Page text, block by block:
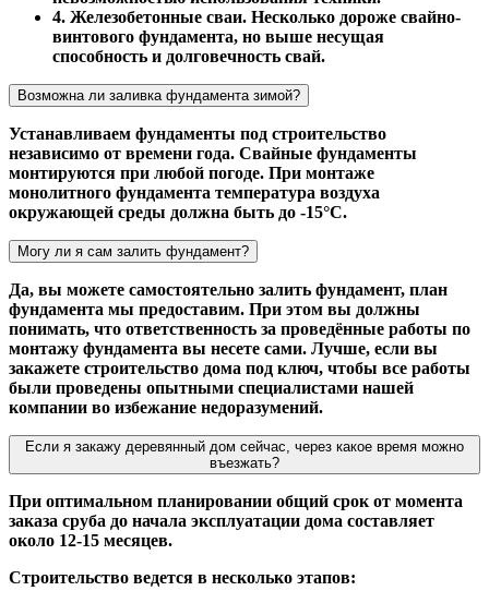
4. Железобетонные сваи. Несколько дороже свайно-
винтового фундамента, но выше несущая
способность и долговечность свай.
Возможна ли заливка фундамента зимой?
Устанавливаем фундаменты под строительство
независимо от времени года. Свайные фундаменты
монтируются при любой погоде. При монтаже
монолитного фундамента температура воздуха
окружающей среды должна быть до -15°С.
Могу ли я сам залить фундамент?
Да, вы можете самостоятельно залить фундамент, план
фундамента мы предоставим. При этом вы должны
понимать, что ответственность за проведённые работы по
монтажу фундамента вы несете сами. Лучше, если вы
закажете строительство дома под ключ, чтобы все работы
были проведены опытными специалистами нашей
компании во избежание недоразумений.
Если я закажу деревянный дом сейчас, через какое время можно
въезжать?
При оптимальном планировании общий срок от момента
заказа сруба до начала эксплуатации дома составляет
около 12-15 месяцев.
Строительство ведется в несколько этапов: